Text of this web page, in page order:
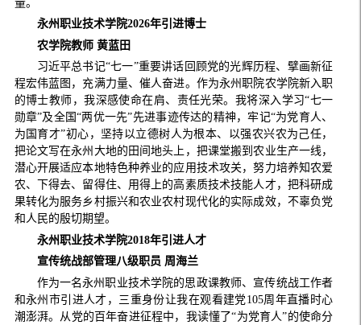
量。
永州职业技术学院2026年引进博士
农学院教师 黄蓝田
习近平总书记“七一”重要讲话回顾党的光辉历程、擘画新征
程宏伟蓝图，充满力量、催人奋进。作为永州职院农学院新入职
的博士教师，我深感使命在肩、责任光荣。我将深入学习“七一
勋章”及全国“两优一先”先进事迹传达的精神，牢记“为党育人、
为国育才”初心，坚持以立德树人为根本、以强农兴农为己任，
把论文写在永州大地的田间地头上，把课堂搬到农业生产一线，
潜心开展适应本地特色种养业的应用技术攻关，努力培养知农爱
农、下得去、留得住、用得上的高素质技术技能人才，把科研成
果转化为服务乡村振兴和农业农村现代化的实际成效，不辜负党
和人民的殷切期望。
永州职业技术学院2018年引进人才
宣传统战部管理八级职员 周海兰
作为一名永州职业技术学院的思政课教师、宣传统战工作者
和永州市引进人才，三重身份让我在观看建党105周年直播时心
潮澎湃。从党的百年奋进征程中，我读懂了“为党育人”的使命分